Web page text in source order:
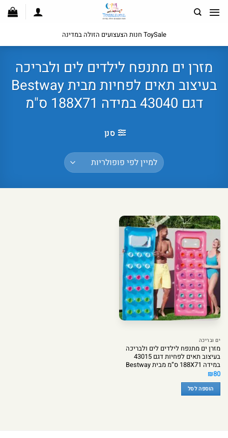
לתוכן
ToySale חנות הצעצועים הזולה במדינה
מזרן ים מתנפח לילדים לים ולבריכה
בעיצוב תאים לפחיות מבית Bestway
דגם 43040 במידה 188X71 ס"מ
סנן
ים ובריכה
מזרן ים מתנפח לילדים לים ולבריכה
בעיצוב תאים לפחיות דגם 43015
במידה 188X71 ס”מ מבית Bestway
₪80
הוספה לסל